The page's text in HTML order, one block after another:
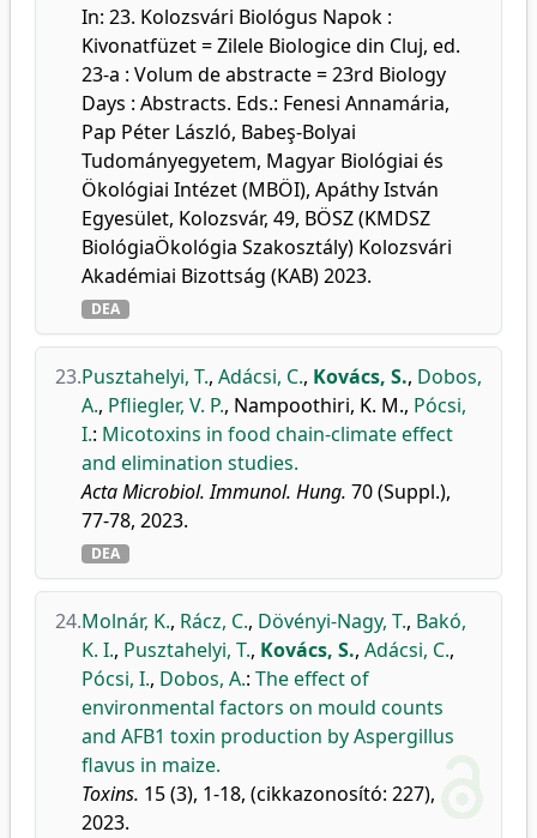
In: 23. Kolozsvári Biológus Napok :
Kivonatfüzet = Zilele Biologice din Cluj, ed.
23-a : Volum de abstracte = 23rd Biology
Days : Abstracts. Eds.: Fenesi Annamária,
Pap Péter László, Babeş-Bolyai
Tudományegyetem, Magyar Biológiai és
Ökológiai Intézet (MBÖI), Apáthy István
Egyesület, Kolozsvár, 49, BÖSZ (KMDSZ
BiológiaÖkológia Szakosztály) Kolozsvári
Akadémiai Bizottság (KAB) 2023.
DEA
23.Pusztahelyi, T., Adácsi, C., Kovács, S., Dobos,
A., Pfliegler, V. P., Nampoothiri, K. M., Pócsi,
I.: Micotoxins in food chain-climate effect
and elimination studies.
Acta Microbiol. Immunol. Hung. 70 (Suppl.),
77-78, 2023.
DEA
24.Molnár, K., Rácz, C., Dövényi-Nagy, T., Bakó,
K. I., Pusztahelyi, T., Kovács, S., Adácsi, C.,
Pócsi, I., Dobos, A.: The effect of
environmental factors on mould counts
and AFB1 toxin production by Aspergillus
flavus in maize.
Toxins. 15 (3), 1-18, (cikkazonosító: 227),
2023.